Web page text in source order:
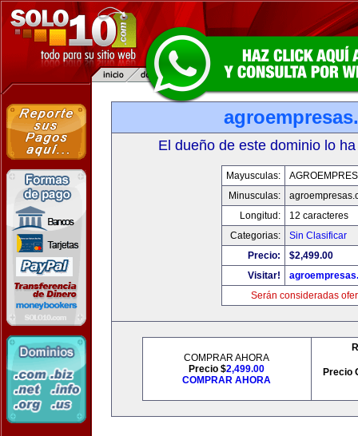
El dueño de este dominio lo
Mayusculas:
Minusculas:
Longitud:
12 caracteres
Categorias:
Sin Clasificar
Precio:
$2,499.00
Visitar!
Serán consideradas
COMPRAR AHORA
Precio $2,499.00
COMPRAR AHORA
Precio